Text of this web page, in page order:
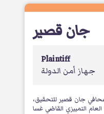
جان قصير
Plaintiff
جهاز أمن الدولة
جان قصير للتحقيق،